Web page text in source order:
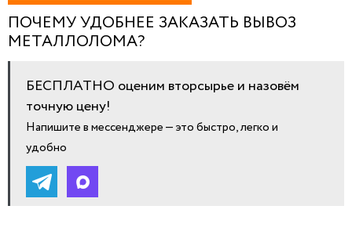
ПОЧЕМУ УДОБНЕЕ ЗАКАЗАТЬ ВЫВОЗ
МЕТАЛЛОЛОМА?
БЕСПЛАТНО оценим вторсырье и назовём
точную цену!
Напишите в мессенджере — это быстро, легко и
удобно